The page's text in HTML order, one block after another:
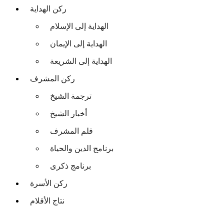
ركن الهداية
الهداية إلى الإسلام
الهداية إلى الإيمان
الهداية إلى الشريعة
ركن المشرف
ترجمة الشيخ
أخبار الشيخ
قلم المشرف
برنامج الدين والحياة
برنامج ذكرى
ركن الأسرة
نتاج الأقلام